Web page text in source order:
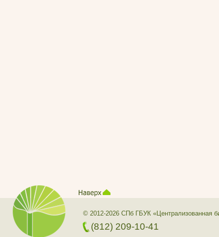
© 2012-2026 СПб ГБУК «Централизованная
(812) 209-10-41